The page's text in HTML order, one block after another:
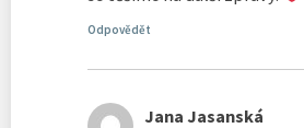
Odpovědět
Jana Jasanská